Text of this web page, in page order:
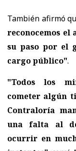
También afirmó
reconocemos
su paso por el
cargo público".
"Todos los
cometer algún
Contraloría
una falta al
ocurrir en